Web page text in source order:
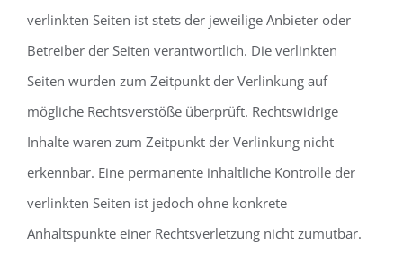
verlinkten Seiten ist stets der jeweilige Anbieter oder
Betreiber der Seiten verantwortlich. Die verlinkten
Seiten wurden zum Zeitpunkt der Verlinkung auf
mögliche Rechtsverstöße überprüft. Rechtswidrige
Inhalte waren zum Zeitpunkt der Verlinkung nicht
erkennbar. Eine permanente inhaltliche Kontrolle der
verlinkten Seiten ist jedoch ohne konkrete
Anhaltspunkte einer Rechtsverletzung nicht zumutbar.